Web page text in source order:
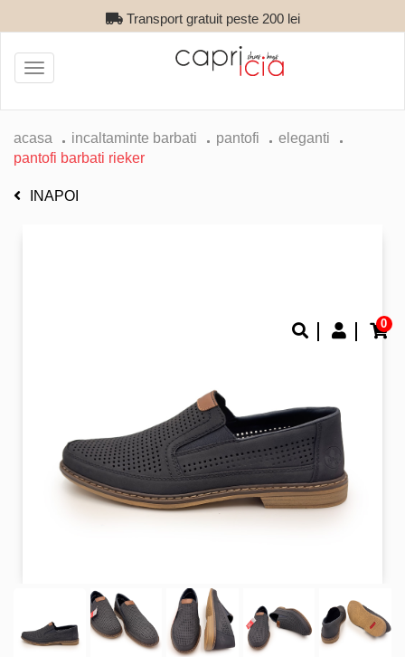
Transport gratuit peste 200 lei
0
Toggle
navigation
acasa incaltaminte barbati pantofi
eleganti
pantofi barbati rieker
INAPOI